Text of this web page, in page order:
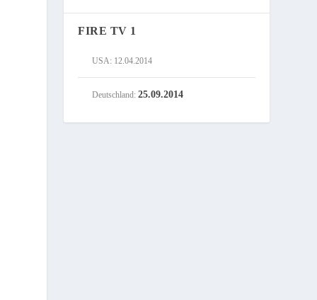
FIRE TV 1
USA: 12.04.2014
Deutschland:25.09.2014